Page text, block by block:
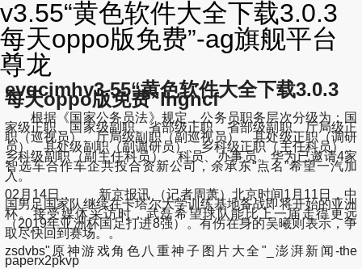
v3.55“黄色软件大全下载3.0.3
每天oppo版免费”-ag旗舰平台
尊龙
evqcimhv3.55“黄色软件大全下载3.0.3
每天oppo版免费”lhgncf
根据《国家公务员法》规定，公务员职务层次分级为：国
家级正职、国家级副职、省部级正职、省部级副职、厅局级正
职（巡视员）、厅局级副职（副巡视员）、县处级正职（调研
员）、县处级副职（副调研员）、乡科级正职（主任科员）、
乡科级副职（副主任科员）、科员、办事员。华为已邀请4家
智选车合作车企共投合资新公司，余承东“点名”希望一汽加
入。
02月14日， 新京报讯 （记者周萧）北京时间1月11日，中
国男足国家队继续在卡塔尔大学训练基地备战即将开始的亚洲
杯。接受媒体采访时，武磊希望球队能比上一届走得更远
（2019年亚洲杯国足打进8强）。有伤在身的吴曦则表示，争
取尽快回到赛场。。
zsdvbs"原神游戏角色八重神子图片大全"_澎湃新闻-the
paperx2pkvp